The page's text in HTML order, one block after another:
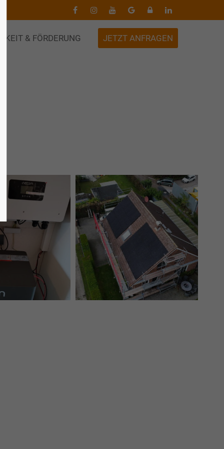
& FÖRDERUNG JETZT ANFRAGEN